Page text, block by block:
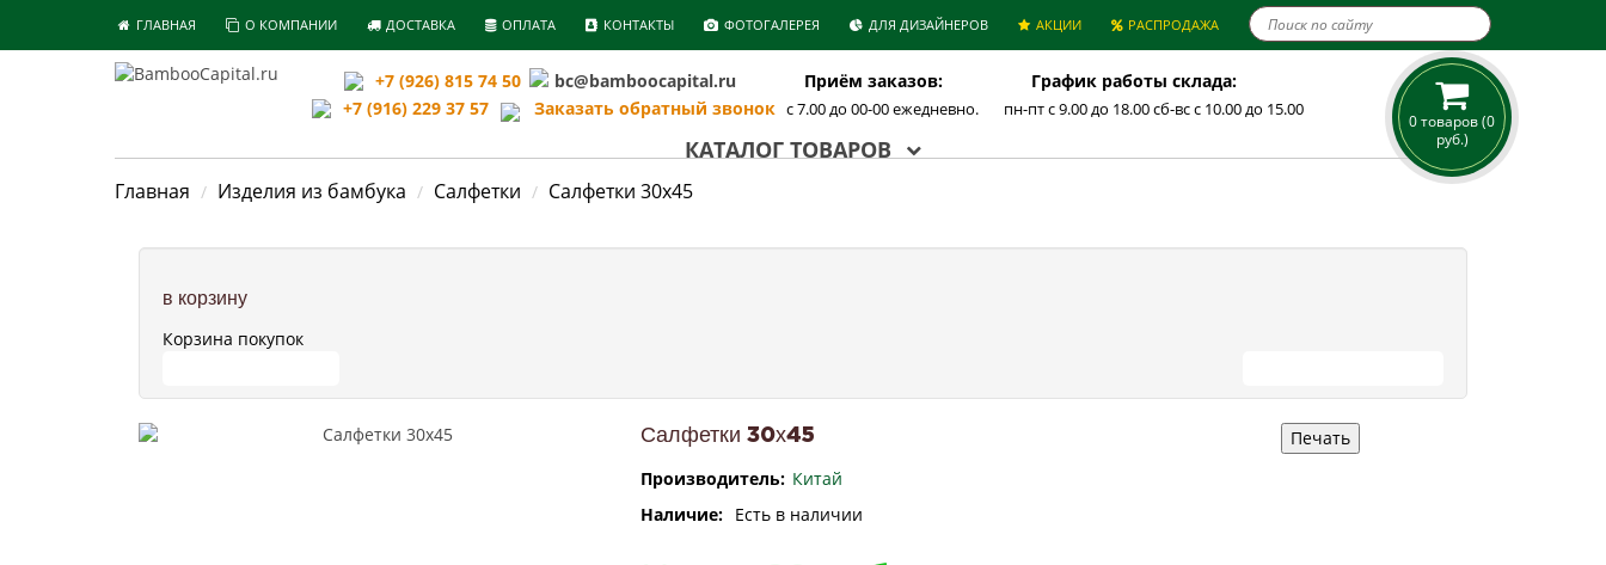
ГЛАВНАЯ О КОМПАНИИ ДОСТАВКА ОПЛАТА КОНТАКТЫ ФОТОГАЛЕРЕЯ ДЛЯ ДИЗАЙНЕРОВ АКЦИИ РАСПРОДАЖА
+7 (926) 815 74 50 bc@bamboocapital.ru Приём заказов:
График работы склада:
+7 (916) 229 37 57
Заказать обратный звонок с 7.00 до 00-00 ежедневно. пн-пт с 9.00 до 18.00 сб-вс с 10.00 до 15.00
0 товаров (0
руб.)
КАТАЛОГ ТОВАРОВ
Главная Изделия из бамбука Салфетки Салфетки 30х45
в корзину
Корзина покупок
Салфетки 30х45
Производитель: Китай
Наличие: Есть в наличии